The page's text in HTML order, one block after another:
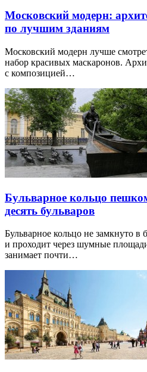
Московский модерн:
по лучшим зданиям
Московский модерн лучше
набор красивых маскаронов.
с композицией…
Бульварное кольцо
десять бульваров
Бульварное кольцо не замкнуто в
и проходит через шумные
занимает почти…